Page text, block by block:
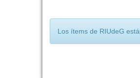
Los ítems de RIUdeG